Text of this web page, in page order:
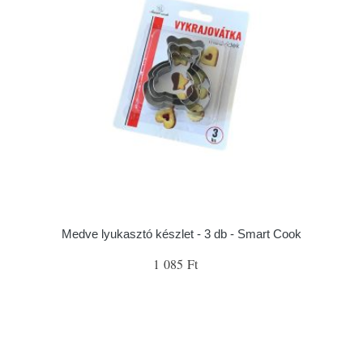
Medve lyukasztó készlet - 3 db - Smart Cook
1 085 Ft